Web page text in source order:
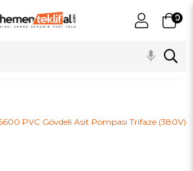
0
PVC Gövdeli Asit Pompası Trifaze (380V)